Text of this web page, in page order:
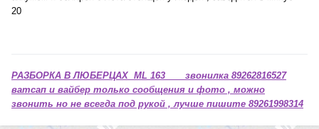
20
РАЗБОРКА В ЛЮБЕРЦАХ ML 163 звонилка 89262816527
ватсап и вайбер только сообщения и фото , можно
звонить но не всегда под рукой , лучше пишите 89261998314